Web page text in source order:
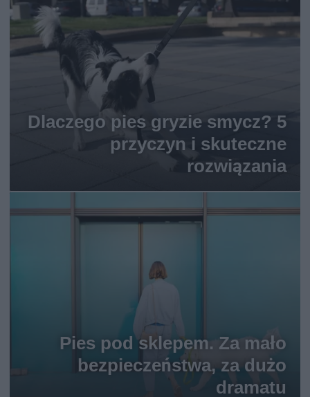
Dlaczego pies gryzie smycz? 5
przyczyn i skuteczne
rozwiązania
Pies pod sklepem. Za mało
bezpieczeństwa, za dużo
dramatu